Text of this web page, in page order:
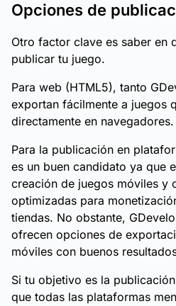
Opciones de
Otro factor clave es saber en
publicar tu juego.
Para web (HTML5), tanto
exportan fácilmente a juegos
directamente en navegadores.
Para la publicación en
es un buen candidato ya que
creación de juegos móviles y
optimizadas para
tiendas. No obstante,
ofrecen opciones de
móviles con buenos
Si tu objetivo es la
que todas las plataformas